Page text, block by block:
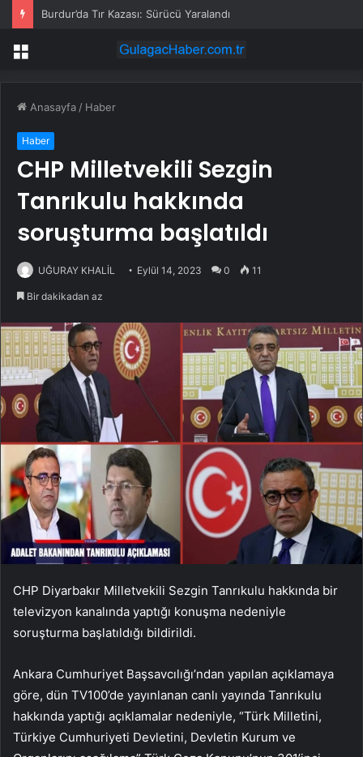
Burdur’da Tır Kazası: Sürücü Yaralandı
Menü
Anasayfa / Haber
Haber
CHP Milletvekili Sezgin
Tanrıkulu hakkında
soruşturma başlatıldı
UĞURAY KHALİL Eylül 14, 2023 0 11
Bir dakikadan az
CHP Diyarbakır Milletvekili Sezgin Tanrıkulu hakkında bir
televizyon kanalında yaptığı konuşma nedeniyle
soruşturma başlatıldığı bildirildi.
Ankara Cumhuriyet Başsavcılığı’ndan yapılan açıklamaya
göre, dün TV100’de yayınlanan canlı yayında Tanrıkulu
hakkında yaptığı açıklamalar nedeniyle, “Türk Milletini,
Türkiye Cumhuriyeti Devletini, Devletin Kurum ve